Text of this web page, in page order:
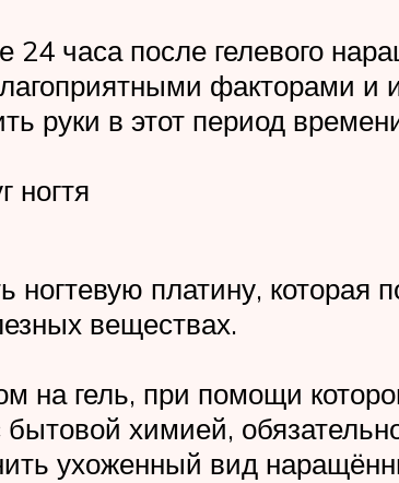
24 часа после гелевого
факторами и
руки в этот период
ногтя
ногтевую платину, которая
веществах.
на гель, при помощи
химией,
ухоженный вид